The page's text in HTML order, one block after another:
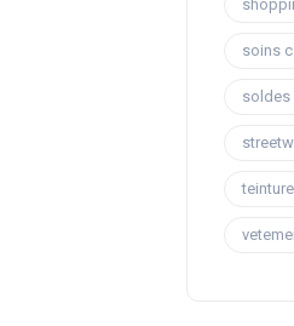
soins
soldes